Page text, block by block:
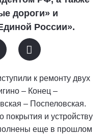
дороги» и
России».
к ремонту двух
– Конец –
– Поспеловская.
покрытия и устройству
еще в прошлом